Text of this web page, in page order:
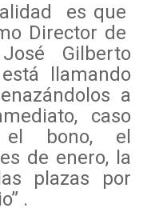
es que
Director de
Gilberto
llamando
a
caso
el bono, el
de enero, la
plazas por
.